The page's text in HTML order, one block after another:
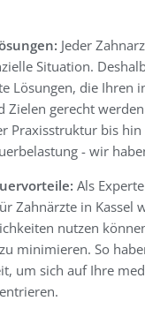
Jeder
Situation.
Lösungen, die Ihren
Zielen gerecht
Praxisstruktur bis
- wir
Als
Zahnärzte in Kassel
nutzen
minimieren. So
um sich auf Ihre